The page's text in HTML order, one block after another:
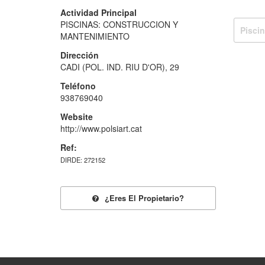
Actividad Principal
PISCINAS: CONSTRUCCION Y
MANTENIMIENTO
Dirección
CADI (POL. IND. RIU D'OR), 29
Teléfono
938769040
Website
http://www.polsiart.cat
Ref:
DIRDE: 272152
¿eres El Propietario?